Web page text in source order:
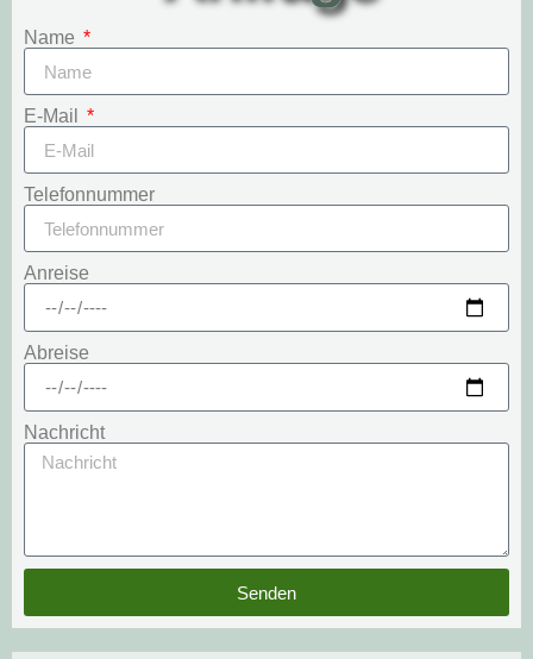
Name
E-Mail
Telefonnummer
Anreise
Abreise
Nachricht
Senden